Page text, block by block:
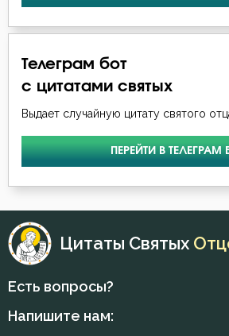
Богоугождение
Вечные муки
Воздержание
Вознесение
Воля Божия
Воплощение
Воскресение
Исидор Пелусиот
Лев Оптинский (Наголкин)
Марк Подвижник
Моисей Оптинский (Путилов)
Феофан Затворник
Телеграм бот
с цитатами святых
Выдает случайную цитату святого
ПЕРЕЙТИ В ТЕЛЕГРАМ
Цитаты Святых
Есть вопросы?
Напишите нам: